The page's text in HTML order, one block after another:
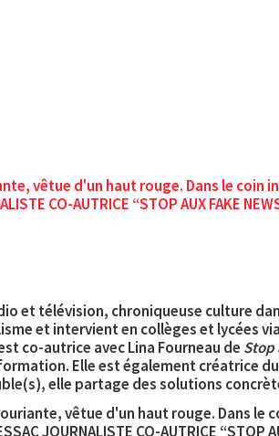
et télévision, chroniqueuse culture
et intervient en collèges et lycées
co-autrice avec Lina Fourneau de Stop
Elle est également créatrice
elle partage des solutions